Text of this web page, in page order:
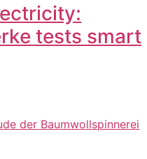
tests smart